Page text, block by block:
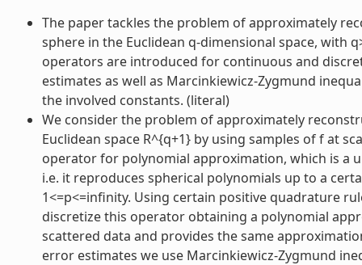
The paper tackles the problem of approximately
sphere in the Euclidean q-dimensional space, with
operators are introduced for continuous and
estimates as well as Marcinkiewicz-Zygmund
the involved constants. (literal)
We consider the problem of approximately
Euclidean space R^{q+1} by using samples of f at
operator for polynomial approximation, which is a
i.e. it reproduces spherical polynomials up to a
1<=p<=infinity. Using certain positive quadrature
discretize this operator obtaining a polynomial
scattered data and provides the same
error estimates we use Marcinkiewicz-Zygmund